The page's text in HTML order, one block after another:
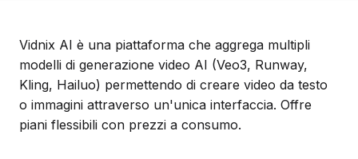
Vidnix AI è una piattaforma che aggrega multipli
modelli di generazione video AI (Veo3, Runway,
Kling, Hailuo) permettendo di creare video da testo
o immagini attraverso un'unica interfaccia. Offre
piani flessibili con prezzi a consumo.